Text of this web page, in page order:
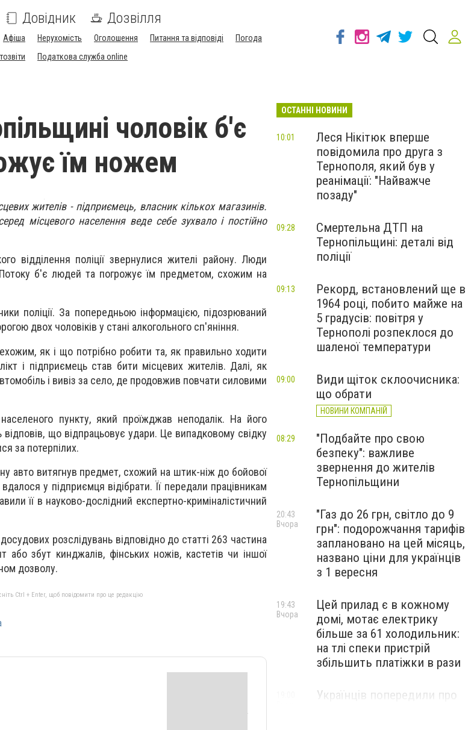
Довідник Дозвілля
Афіша Нерухомість Оголошення Питання та відповіді
Погода
Податкова служба online
чоловік б'є
їм ножем
жителів - підприємець, власник кількох магазинів.
місцевого населення веде себе зухвало і постійно
відділення поліції звернулися жителі району. Люди
б'є людей та погрожує їм предметом, схожим на
поліції. За попередньою інформацією, підозрюваний
двох чоловіків у стані алкогольного сп'яніння.
як і що потрібно робити та, як правильно ходити
і підприємець став бити місцевих жителів. Далі, як
і вивіз за село, де продовжив повчати силовими
пункту, який проїжджав неподалік. На його
що відпрацьовує удари. Це випадковому свідку
за потерпілих.
авто витягнув предмет, схожий на штик-ніж до бойової
у підприємця відібрати. Її передали працівникам
її в науково-дослідний експертно-криміналістичний
розслідувань відповідно до статті 263 частина
збут кинджалів, фінських ножів, кастетів чи іншої
дозволу.
Ctrl + Enter, щоб повідомити про це редакцію
ОСТАННІ НОВИНИ
Леся Нікітюк вперше
повідомила про друга з
Тернополя, який був у
реанімації: "Найважче
позаду"
10:01
Смертельна ДТП на
Тернопільщині: деталі від
поліції
09:28
Рекорд, встановлений ще в
1964 році, побито майже на
5 градусів: повітря у
Тернополі розпеклося до
шаленої температури
09:13
Види щіток склоочисника:
що обрати
НОВИНИ КОМПАНІЙ
09:00
"Подбайте про свою
безпеку": важливе
звернення до жителів
Тернопільщини
08:29
"Газ до 26 грн, світло до 9
грн": подорожчання тарифів
заплановано на цей місяць,
названо ціни для українців
з 1 вересня
20:43
Вчора
Цей прилад є в кожному
домі, мотає електрику
більше за 61 холодильник:
на тлі спеки пристрій
збільшить платіжки в рази
19:43
Вчора
Українців попередили про